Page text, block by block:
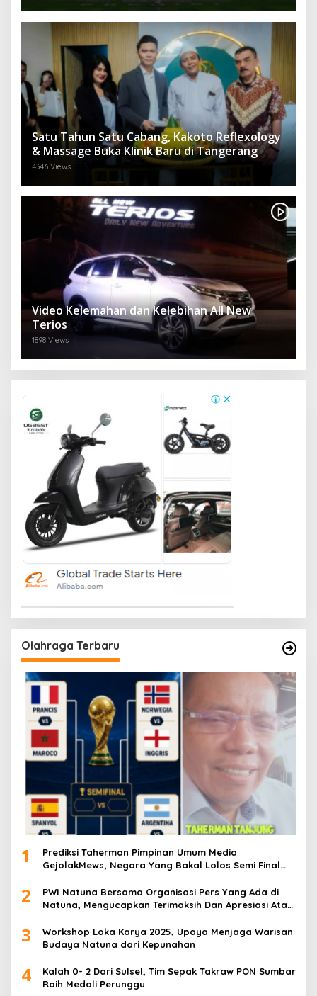
Satu Tahun Satu Cabang, Kakoto Reflexology
& Massage Buka Klinik Baru di Tangerang
4346 Views
Video Kelemahan dan Kelebihan All New
Terios
1898 Views
Olahraga Terbaru
1
Prediksi Taherman Pimpinan Umum Media
GejolakMews, Negara Yang Bakal Lolos Semi Final
2
PWI Natuna Bersama Organisasi Pers Yang Ada di
Natuna, Mengucapkan Terimaksih Dan Apresiasi Atas
dan Insan Pers
3
Workshop Loka Karya 2025, Upaya Menjaga Warisan
Budaya Natuna dari Kepunahan
4
Kalah 0- 2 Dari Sulsel, Tim Sepak Takraw PON Sumbar
Raih Medali Perunggu